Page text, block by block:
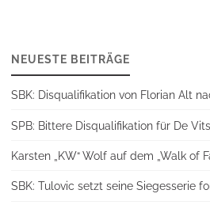
NEUESTE BEITRÄGE
SBK: Disqualifikation von Florian Alt
SPB: Bittere Disqualifikation für De
Karsten „KW“ Wolf auf dem „Walk of
SBK: Tulovic setzt seine Siegesserie